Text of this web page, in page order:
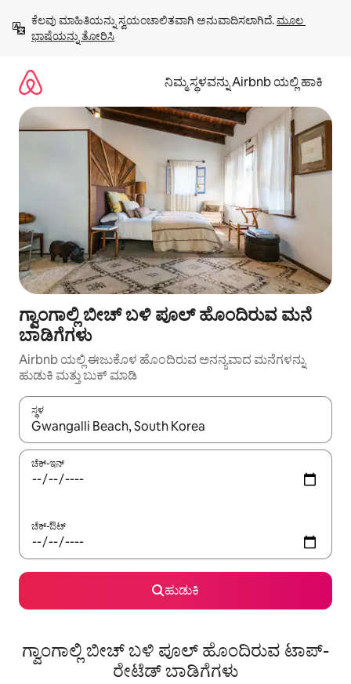
ಹೋಗಿ
ಕೆಲವು ಮಾಹಿತಿಯನ್ನು ಸ್ವಯಂಚಾಲಿತವಾಗಿ ಅನುವಾದಿಸಲಾಗಿದೆ. ಮೂಲ
ಭಾಷೆಯನ್ನು ತೋರಿಸಿ
ನಿಮ್ಮ ಸ್ಥಳವನ್ನು Airbnb ಯಲ್ಲಿ ಹಾಕಿ
ಗ್ವಾಂಗಾಲ್ಲಿ ಬೀಚ್ ಬಳಿ ಪೂಲ್ ಹೊಂದಿರುವ ಮನೆ
ಬಾಡಿಗೆಗಳು
Airbnb ಯಲ್ಲಿ ಈಜುಕೊಳ ಹೊಂದಿರುವ ಅನನ್ಯವಾದ ಮನೆಗಳನ್ನು
ಹುಡುಕಿ ಮತ್ತು ಬುಕ್ ಮಾಡಿ
ಸ್ಥಳ
ಫಲಿತಾಂಶಗಳು ಲಭ್ಯವಿರುವಾಗ, ಅಪ್ ಮತ್ತು ಡೌನ್ ಬಾಣದ ಕೀಲಿಗಳೊಂದಿಗೆ
ಚೆಕ್-ಇನ್
ಚೆಕ್-ಔಟ್
ಹುಡುಕಿ
ಗ್ವಾಂಗಾಲ್ಲಿ ಬೀಚ್ ಬಳಿ ಪೂಲ್ ಹೊಂದಿರುವ ಟಾಪ್-
ರೇಟೆಡ್ ಬಾಡಿಗೆಗಳು